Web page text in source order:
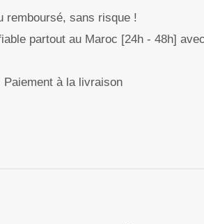
remboursé, sans risque !
partout au Maroc [24h - 48h]
Paiement à la livraison